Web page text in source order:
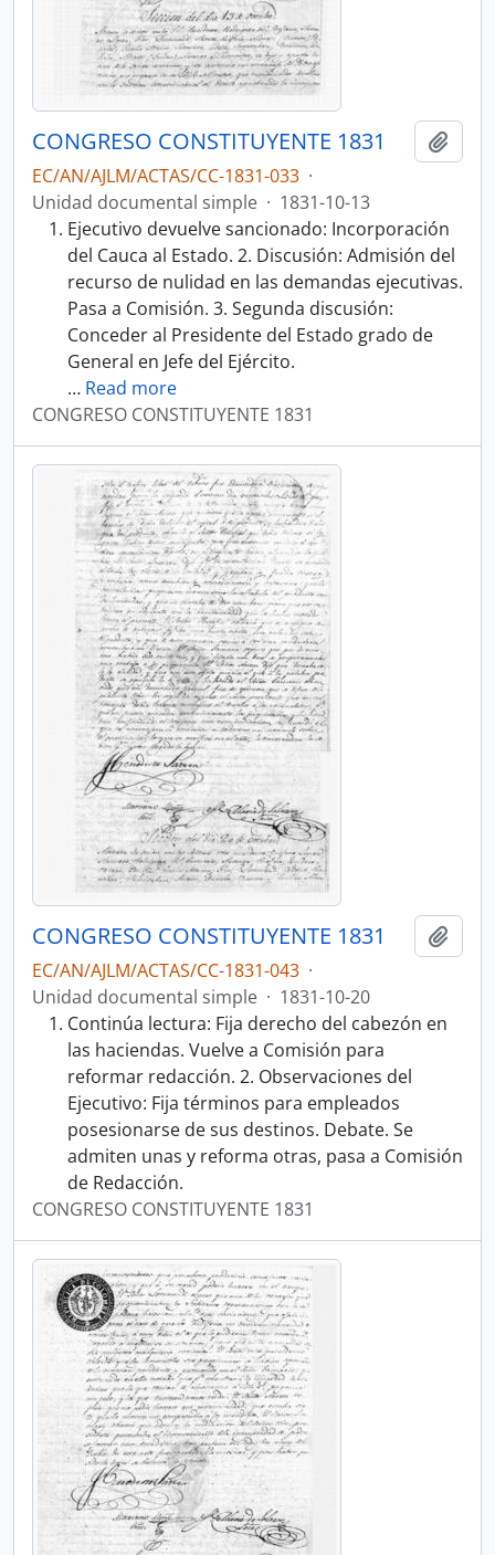
CONGRESO CONSTITUYENTE 1831
EC/AN/AJLM/ACTAS/CC-1831-033 ·
Unidad documental simple · 1831-10-13
Ejecutivo devuelve sancionado: Incorporación
del Cauca al Estado. 2. Discusión: Admisión del
recurso de nulidad en las demandas ejecutivas.
Pasa a Comisión. 3. Segunda discusión:
Conceder al Presidente del Estado grado de
General en Jefe del Ejército.
… Read more
CONGRESO CONSTITUYENTE 1831
CONGRESO CONSTITUYENTE 1831
EC/AN/AJLM/ACTAS/CC-1831-043 ·
Unidad documental simple · 1831-10-20
Continúa lectura: Fija derecho del cabezón en
las haciendas. Vuelve a Comisión para
reformar redacción. 2. Observaciones del
Ejecutivo: Fija términos para empleados
posesionarse de sus destinos. Debate. Se
admiten unas y reforma otras, pasa a Comisión
de Redacción.
CONGRESO CONSTITUYENTE 1831